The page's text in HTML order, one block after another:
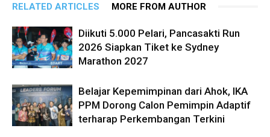
RELATED ARTICLES MORE FROM AUTHOR
Diikuti 5.000 Pelari, Pancasakti Run
2026 Siapkan Tiket ke Sydney
Marathon 2027
Belajar Kepemimpinan dari Ahok, IKA
PPM Dorong Calon Pemimpin Adaptif
terharap Perkembangan Terkini